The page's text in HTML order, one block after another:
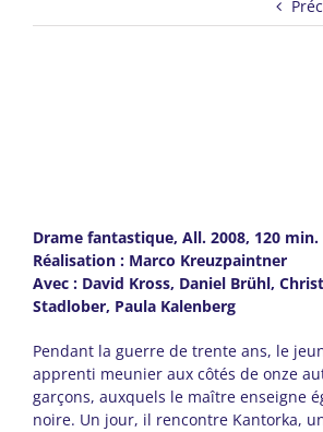
Drame fantastique, All. 2008, 120 min.
Réalisation : Marco Kreuzpaintner
Avec : David Kross, Daniel Brühl,
Stadlober, Paula Kalenberg
Pendant la guerre de trente ans, le
apprenti meunier aux côtés de onze
garçons, auxquels le maître enseigne
noire. Un jour, il rencontre Kantorka,